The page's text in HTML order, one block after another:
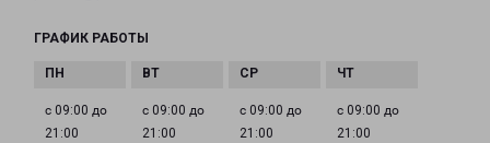
ГРАФИК РАБОТЫ
с 09:00 до
21:00
с 09:00 до
21:00
с 09:00 до
21:00
с 09:00 до
21:00